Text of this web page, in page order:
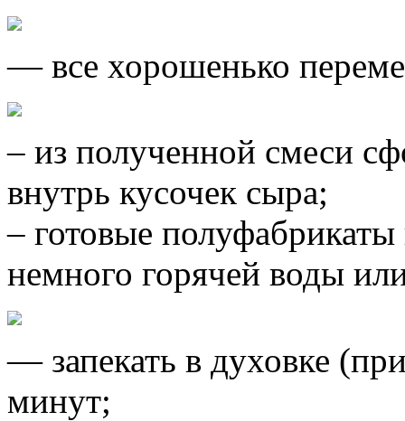
— все хорошенько
– из полученной смеси
внутрь кусочек сыра;
– готовые
немного горячей воды
— запекать в духовке
минут;